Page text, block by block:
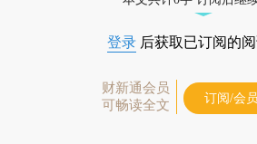
登录 后获取已订阅的
财新通会员
可畅读全文
订阅/会